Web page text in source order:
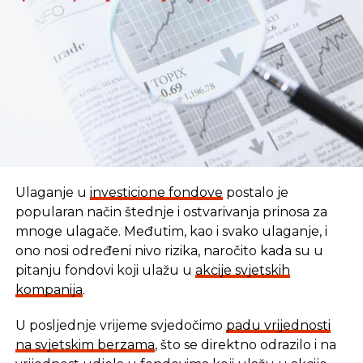
REKLAMA
U vremenu kada tradicionalni oblici štednje nude
sve skromnije prinose, ovaj Fond se nameće kao
Ulaganje u investicione fondove postalo je
popularan način štednje i ostvarivanja prinosa za
mnoge ulagače. Međutim, kao i svako ulaganje, i
ono nosi određeni nivo rizika, naročito kada su u
pitanju fondovi koji ulažu u akcije svjetskih
kompanija.
U posljednje vrijeme svjedočimo padu vrijednosti
na svjetskim berzama, što se direktno odrazilo i na